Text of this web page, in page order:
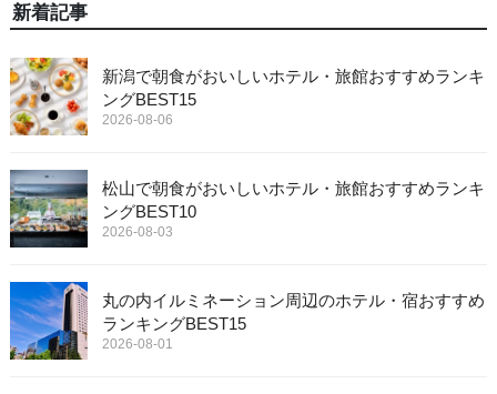
新着記事
新潟で朝食がおいしいホテル・旅館おすすめランキ
ングBEST15
2026-08-06
松山で朝食がおいしいホテル・旅館おすすめランキ
ングBEST10
2026-08-03
丸の内イルミネーション周辺のホテル・宿おすすめ
ランキングBEST15
2026-08-01